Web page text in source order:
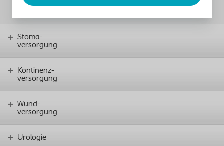
metabolische Beurteilung
Stoma-
versorgung
Kontinenz-
versorgung
Wund-
versorgung
Urologie